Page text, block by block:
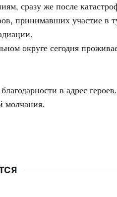
сразу же после
принимавших участие в
округе сегодня
в адрес
молчания.